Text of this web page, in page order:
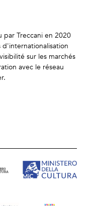
par Treccani en 2020
sur les marchés
avec le réseau